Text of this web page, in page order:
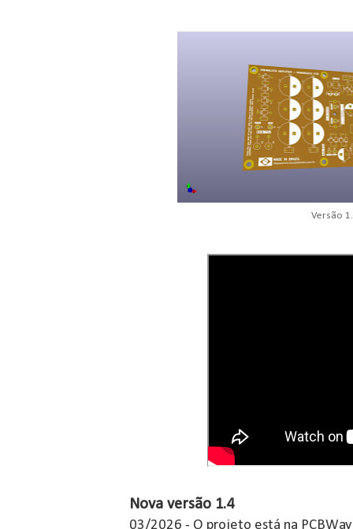
Versão
Nova versão 1.4
03/2026 - O projeto está na